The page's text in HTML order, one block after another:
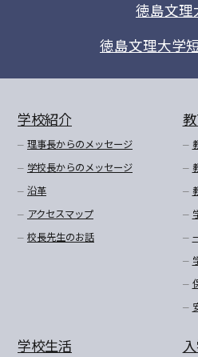
徳島文理
徳島文理大学
学校紹介
理事長からのメッセージ
学校長からのメッセージ
沿革
アクセスマップ
校長先生のお話
学校生活